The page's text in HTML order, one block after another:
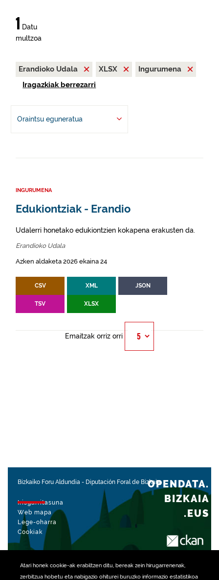
Atari honek cookie-ak erabiltzen ditu, bereak zein hirugarrenenak,
zerbitzua hobetu eta nabigazio ohiturei buruzko informazio estatistikoa
1 Datu
multzoa
Erandioko Udala XLSX
Ingurumena
Iragazkiak berrezarri
Oraintsu eguneratua
INGURUMENA
Edukiontziak - Erandio
Udalerri honetako edukiontzien kokapena erakusten da.
Erandioko Udala
Azken aldaketa 2026 ekaina 24
CSV XML JSON
TSV XLSX
Emaitzak orriz orri
Bizkaiko Foru Aldundia - Diputación Foral de Bizkaia
Irisgarritasuna
Web mapa
Lege-oharra
Cookiak
OPENDATA.
BIZKAIA
.EUS